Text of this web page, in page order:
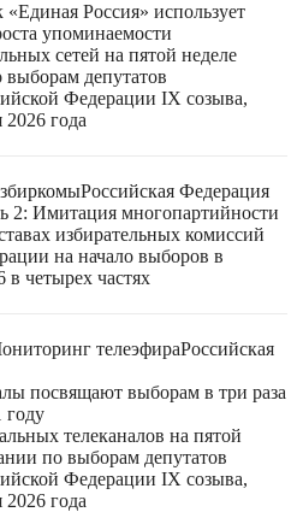
Россия» использует
упоминаемости
сетей на пятой неделе
депутатов
Федерации IX созыва,
года
Российская Федерация
2: Имитация многопартийности
избирательных комиссий
на начало выборов в
в четырех частях
телеэфираРоссийская
посвящают выборам в три раза
году
телеканалов на пятой
по выборам депутатов
Федерации IX созыва,
года